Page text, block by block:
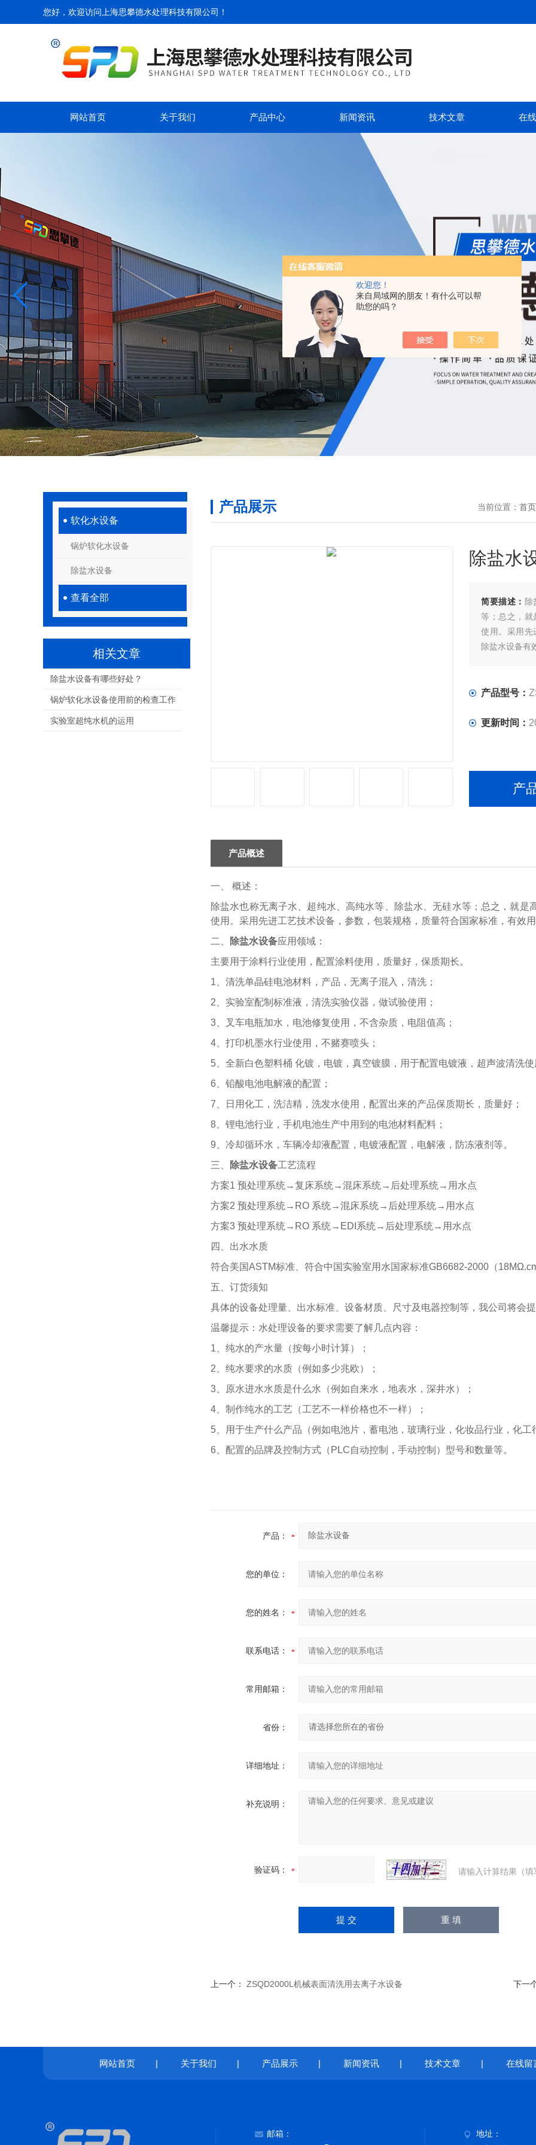
欢迎您！
来自局域网的朋友！有什么可以帮
助您的吗？
您好，欢迎访问 上海思攀德水处理科技有限公司 ！
网站首页 关于我们 产品中心 新闻资讯 技术文章 在
软化水设备
锅炉软化水设备
除盐水设备
查看全部
相关文章
除盐水设备有哪些好处？
锅炉软化水设备使用前的检查工作
实验室超纯水机的运用
产品展示 当前位置： 首页
除盐水
简要描述： 除
等；总之，就
使用。采用先
除盐水设备有
产品型号：
更新时间：
产
产品概述
一、 概述：
除盐水也称无离子水、超纯水、高纯水等、除盐水、无硅水等；总之，就
使用。采用先进工艺技术设备，参数，包装规格，质量符合国家标准，有效
二、
除盐水设备应用领域：
主要用于涂料行业使用，配置涂料使用，质量好，保质期长。
1、清洗单晶硅电池材料，产品，无离子混入，清洗；
2、实验室配制标准液，清洗实验仪器，做试验使用；
3、叉车电瓶加水，电池修复使用，不含杂质，电阻值高；
4、打印机墨水行业使用，不赌赛喷头；
5、全新白色塑料桶 化镀，电镀，真空镀膜，用于配置电镀液，超声波清洗使
6、铅酸电池电解液的配置；
7、日用化工，洗洁精，洗发水使用，配置出来的产品保质期长，质量好；
8、锂电池行业，手机电池生产中用到的电池材料配料；
9、冷却循环水，车辆冷却液配置，电镀液配置，电解液，防冻液剂等。
三、
除盐水设备工艺流程
方案1 预处理系统→复床系统→混床系统→后处理系统→用水点
方案2 预处理系统→RO 系统→混床系统→后处理系统→用水点
方案3 预处理系统→RO 系统→EDI系统→后处理系统→用水点
四、出水水质
符合美国ASTM标准、符合中国实验室用水国家标准GB6682-2000 （
五、订货须知
具体的设备处理量、出水标准、设备材质、尺寸及电器控制等，我公司将会
温馨提示：水处理设备的要求需要了解几点内容：
1、纯水的产水量（按每小时计算）；
2、纯水要求的水质（例如多少兆欧）；
3、原水进水水质是什么水（例如自来水，地表水，深井水）；
4、制作纯水的工艺（工艺不一样价格也不一样）；
5、用于生产什么产品（例如电池片，蓄电池，玻璃行业，化妆品行业，化工
6、配置的品牌及控制方式（PLC自动控制，手动控制）型号和数量等。
产品：
您的单位：
您的姓名：
联系电话：
常用邮箱：
省份：
详细地址：
补充说明：
验证码： 请输入计算结果（
上一个： ZSQD2000L机械表面清洗用去离子水设备 下一
网站首页 | 关于我们 | 产品展示 | 新闻资讯 | 技术文章 | 在线留
邮箱： 地址：